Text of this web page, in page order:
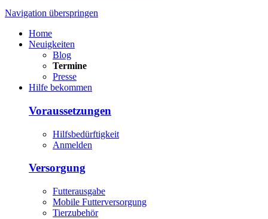
Navigation überspringen
Home
Neuigkeiten
Blog
Termine
Presse
Hilfe bekommen
Voraussetzungen
Hilfsbedürftigkeit
Anmelden
Versorgung
Futterausgabe
Mobile Futterversorgung
Tierzubehör